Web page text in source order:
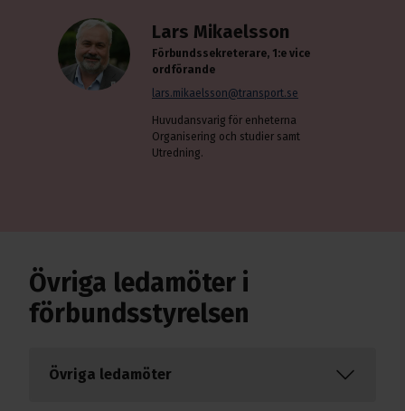
Lars Mikaelsson
Förbundssekreterare, 1:e vice
ordförande
lars.mikaelsson@transport.se
Huvudansvarig för enheterna
Organisering och studier samt
Utredning.
Övriga ledamöter i
förbundsstyrelsen
Övriga ledamöter